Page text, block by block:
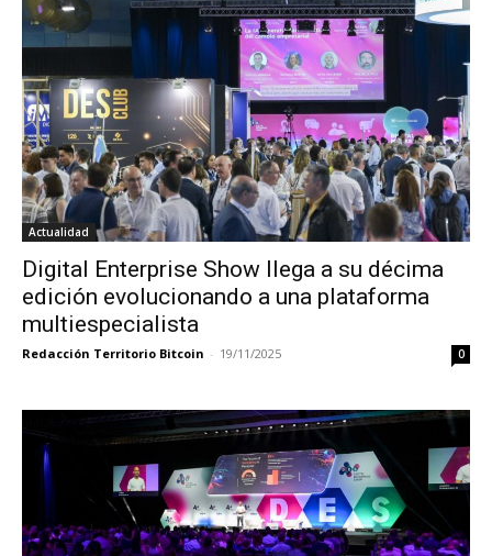
Actualidad
Digital Enterprise Show llega a su décima
edición evolucionando a una plataforma
multiespecialista
Redacción Territorio Bitcoin - 19/11/2025 0